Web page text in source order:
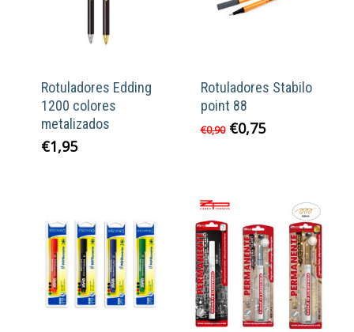
Rotuladores Edding
1200 colores
metalizados
€1,95
Rotuladores Stabilo
point 88
€0,90 El
€0,75El